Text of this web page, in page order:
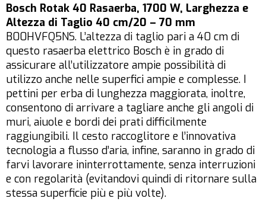
Bosch Rotak 40 Rasaerba, 1700 W, Larghezza e
Altezza di Taglio 40 cm/20 – 70 mm
B00HVFQ5NS. L’altezza di taglio pari a 40 cm di
questo rasaerba elettrico Bosch è in grado di
assicurare all’utilizzatore ampie possibilità di
utilizzo anche nelle superfici ampie e complesse. I
pettini per erba di lunghezza maggiorata, inoltre,
consentono di arrivare a tagliare anche gli angoli di
muri, aiuole e bordi dei prati difficilmente
raggiungibili. Il cesto raccoglitore e l’innovativa
tecnologia a flusso d’aria, infine, saranno in grado di
farvi lavorare ininterrottamente, senza interruzioni
e con regolarità (evitandovi quindi di ritornare sulla
stessa superficie più e più volte).